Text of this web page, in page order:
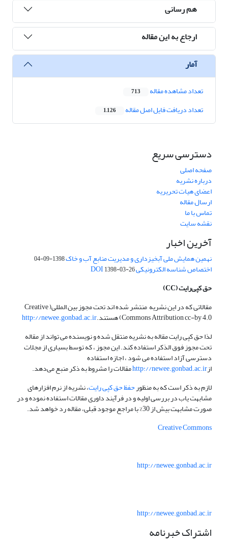
هم رسانی
ارجاع به این مقاله
آمار
تعداد مشاهده مقاله 713
تعداد دریافت فایل اصل مقاله 1,126
دسترسی سریع
صفحه اصلی
درباره نشریه
اعضای هیات تحریریه
ارسال مقاله
تماس با ما
نقشه سایت
آخرین اخبار
نهمین همایش ملی آبخیزداری و مدیریت منابع آب و خاک1398-09-04
اختصاص شناسه الکترونیکی DOI1398-03-26
حق کپی‌رایت(CC)
مقالاتی که در این نشریه منتشر شده اند تحت مجوز بین المللی( Creative
Commons Attribution cc-by 4.0) هستند.
http://newee.gonbad.ac.ir
لذا حق کپی رایت مقاله به نشریه منتقل شده و نویسنده می تواند از مقاله
تحت مجوز فوق الذکر استفاده کند. این مجوز ، که توسط بسیاری از مجلات
دسترسی آزاد استفاده می شود ، اجازه استفاده
ازhttp://newee.gonbad.ac.irمقالات را مشروط به ذکر منبع می‌دهد.
لازم به ذکر است که به منظورحفظ حق کپی رایت، نشریه از نرم افزارهای
مشابهت یاب در بررسی اولیه و در فرآیند داوری مقالات استفاده نموده و در
صورت مشابهت بیش از 30% با مراجع موجود قبلی، مقاله رد خواهد شد.
Creative Commons
http://newee.gonbad.ac.ir
http://newee.gonbad.ac.ir
اشتراک خبرنامه